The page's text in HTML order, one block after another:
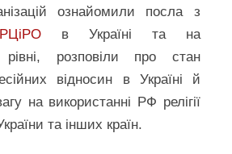
ознайомили посла з
в Україні та на
рівні, розповіли про стан
відносин в Україні й
на використанні РФ релігії
та інших країн.